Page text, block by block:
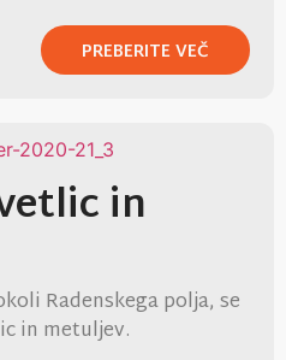
PREBERITE VEČ
in
Radenskega polja, se
in metuljev.